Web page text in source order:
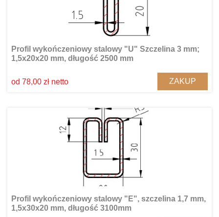
Profil wykończeniowy stalowy "U" Szczelina 3 mm;
1,5x20x20 mm, długość 2500 mm
od 78,00 zł netto ZAKUP
Profil wykończeniowy stalowy "E", szczelina 1,7 mm,
1,5x30x20 mm, długość 3100mm